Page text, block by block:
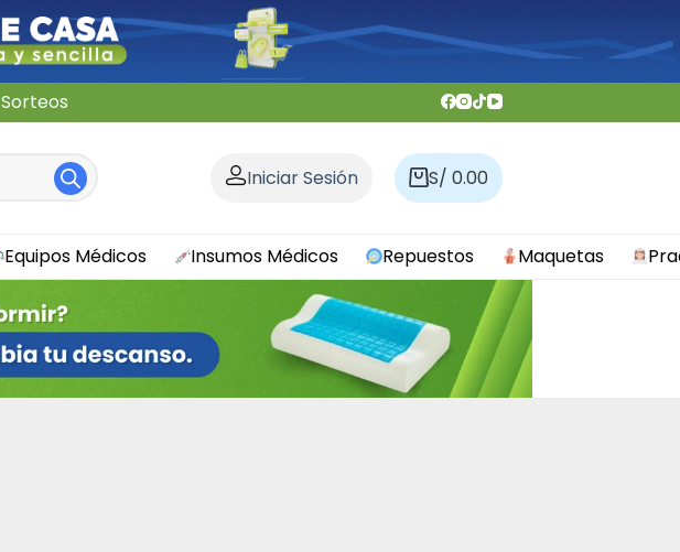
Sorteos
Iniciar Sesión
Carro
compra
S/ 0.00
Equipos Médicos Insumos Médicos Repuestos Maquetas